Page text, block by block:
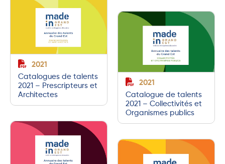
2021
Catalogues de talents
2021 – Prescripteurs et
Architectes
2021
Catalogue de talents
2021 – Collectivités et
Organismes publics